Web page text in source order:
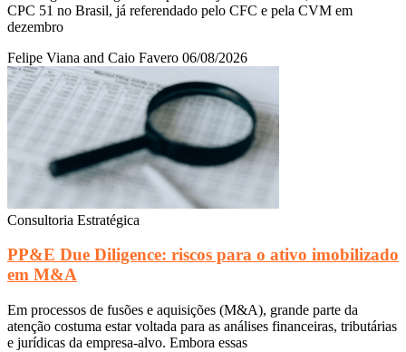
CPC 51 no Brasil, já referendado pelo CFC e pela CVM em
dezembro
Felipe Viana and Caio Favero 06/08/2026
Consultoria Estratégica
PP&E Due Diligence: riscos para o ativo imobilizado
em M&A
Em processos de fusões e aquisições (M&A), grande parte da
atenção costuma estar voltada para as análises financeiras, tributárias
e jurídicas da empresa-alvo. Embora essas